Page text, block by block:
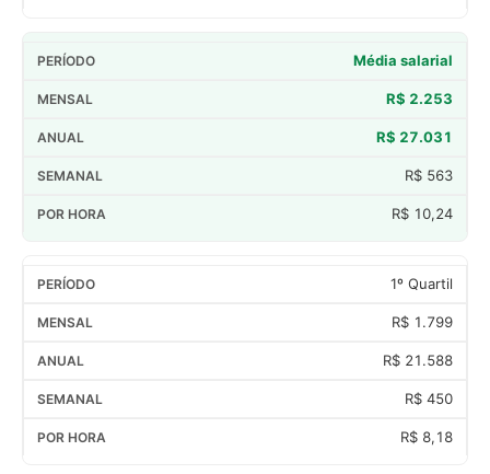
Média salarial
R$ 2.253
R$ 27.031
R$ 563
R$ 10,24
1º Quartil
R$ 1.799
R$ 21.588
R$ 450
R$ 8,18